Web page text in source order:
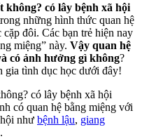
không? có lây bệnh xã hội
những hình thức quan hệ
đôi. Các bạn trẻ hiện nay
miệng” này. Vậy quan hệ
có ảnh hưởng gì không?
gia tình dục học dưới đây!
có lây bệnh xã hội
có quan hệ bằng miệng với
như bệnh lậu, giang